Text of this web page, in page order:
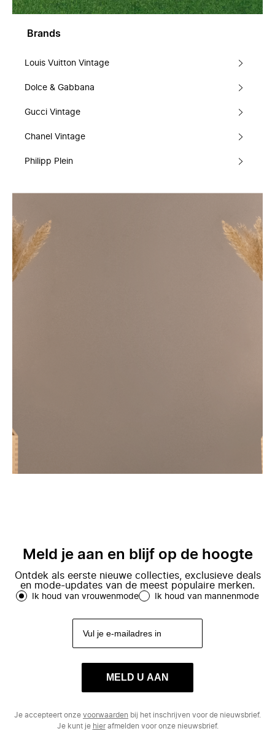
Brands
Louis Vuitton Vintage
Dolce & Gabbana
Gucci Vintage
Chanel Vintage
Philipp Plein
Meld je aan en blijf op de hoogte
Ontdek als eerste nieuwe collecties, exclusieve deals
en mode-updates van de meest populaire merken.
Ik houd van vrouwenmode Ik houd van mannenmode
MELD U AAN
Je accepteert onze voorwaarden bij het inschrijven voor de nieuwsbrief.
Je kunt je hierafmelden voor onze nieuwsbrief.